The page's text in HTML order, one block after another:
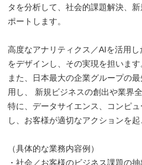
タを分析して、社会的課題解決、
ポートします。
高度なアナリティクス／AIを活用
をデザインし、その実現を担います
また、日本最大の企業グループの
用し、 新規ビジネスの創出や業界
特に、データサイエンス、コンピ
し、お客様が適切なアクションを
（具体的な業務内容例）
・社会／お客様のビジネス課題の